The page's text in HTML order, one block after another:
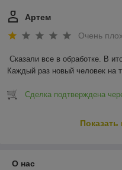
Артем
Очень
Сказали все в обработке. В
Каждый раз новый человек на
Сделка подтверждена
О нас